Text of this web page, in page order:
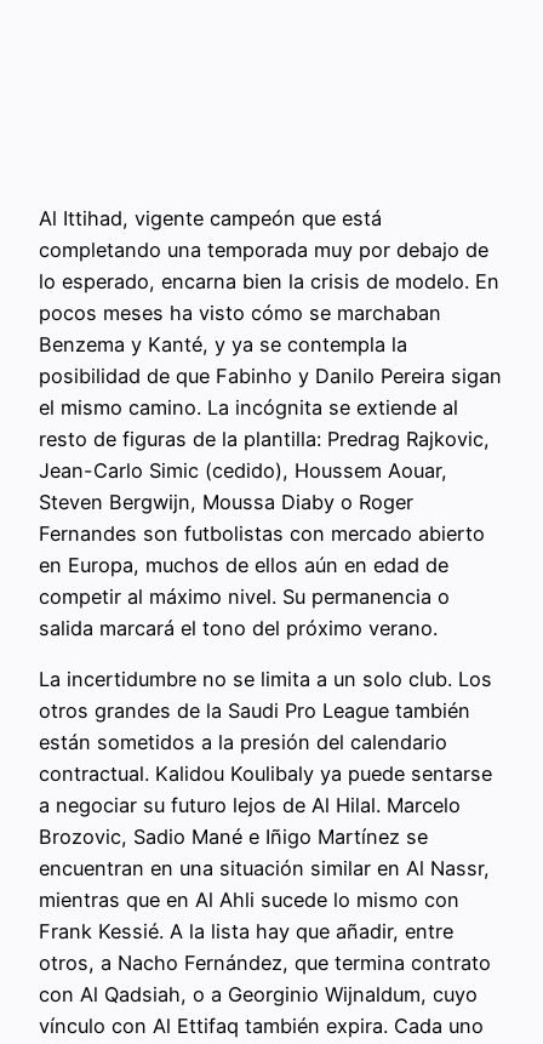
Al Ittihad, vigente campeón que está
completando una temporada muy por debajo de
lo esperado, encarna bien la crisis de modelo. En
pocos meses ha visto cómo se marchaban
Benzema y Kanté, y ya se contempla la
posibilidad de que Fabinho y Danilo Pereira sigan
el mismo camino. La incógnita se extiende al
resto de figuras de la plantilla: Predrag Rajkovic,
Jean-Carlo Simic (cedido), Houssem Aouar,
Steven Bergwijn, Moussa Diaby o Roger
Fernandes son futbolistas con mercado abierto
en Europa, muchos de ellos aún en edad de
competir al máximo nivel. Su permanencia o
salida marcará el tono del próximo verano.
La incertidumbre no se limita a un solo club. Los
otros grandes de la Saudi Pro League también
están sometidos a la presión del calendario
contractual. Kalidou Koulibaly ya puede sentarse
a negociar su futuro lejos de Al Hilal. Marcelo
Brozovic, Sadio Mané e Iñigo Martínez se
encuentran en una situación similar en Al Nassr,
mientras que en Al Ahli sucede lo mismo con
Frank Kessié. A la lista hay que añadir, entre
otros, a Nacho Fernández, que termina contrato
con Al Qadsiah, o a Georginio Wijnaldum, cuyo
vínculo con Al Ettifaq también expira. Cada uno